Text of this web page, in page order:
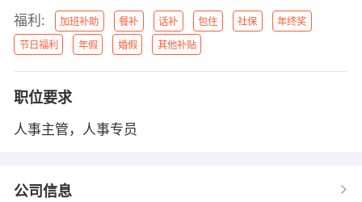
福利:
加班补助 餐补 话补 包住 社保 年终奖
节日福利 年假 婚假 其他补贴
职位要求
人事主管，人事专员
公司信息